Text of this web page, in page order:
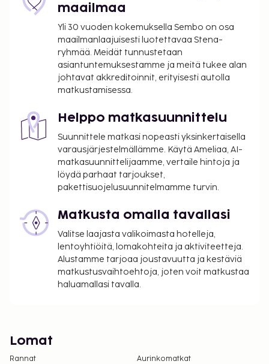
maailmaa
Yli 30 vuoden kokemuksella Sembo on osa
maailmanlaajuisesti luotettavaa Stena-
ryhmää. Meidät tunnustetaan
asiantuntemuksestamme ja meitä tukee alan
johtavat akkreditoinnit, erityisesti autolla
matkustamisessa.
Helppo matkasuunnittelu
Suunnittele matkasi nopeasti yksinkertaisella
varausjärjestelmällämme. Käytä Ameliaa, AI-
matkasuunnittelijaamme, vertaile hintoja ja
löydä parhaat tarjoukset,
pakettisuojelusuunnitelmamme turvin.
Matkusta omalla tavallasi
Valitse laajasta valikoimasta hotelleja,
lentoyhtiöitä, lomakohteita ja aktiviteetteja.
Alustamme tarjoaa joustavuutta ja kestäviä
matkustusvaihtoehtoja, joten voit matkustaa
haluamallasi tavalla.
Lomat
Rannat
Aurinkomatkat